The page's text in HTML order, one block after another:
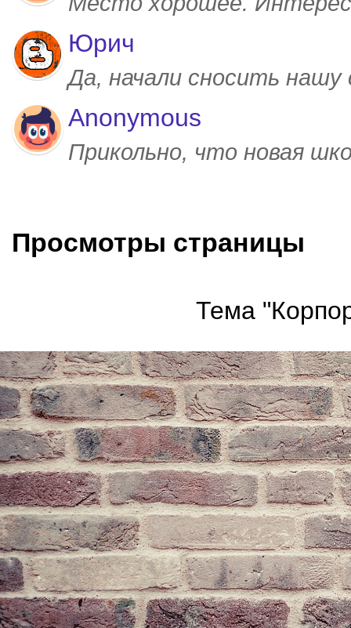
Юрич
Да, начали сносить
Anonymous
Прикольно, что новая
Просмотры страницы
Тема